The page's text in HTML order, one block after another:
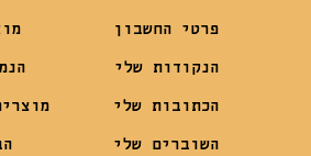
פרטי החשבון
הנקודות שלי
הכתובות שלי
השוברים שלי